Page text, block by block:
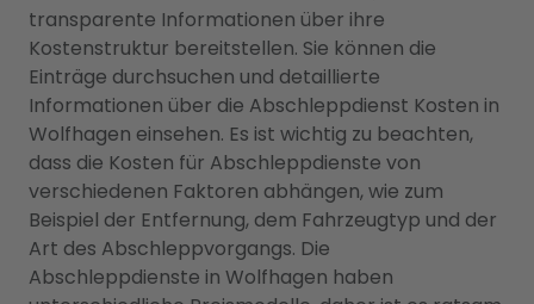
transparente Informationen über ihre
Kostenstruktur bereitstellen. Sie können die
Einträge durchsuchen und detaillierte
Informationen über die Abschleppdienst Kosten in
Wolfhagen einsehen. Es ist wichtig zu beachten,
dass die Kosten für Abschleppdienste von
verschiedenen Faktoren abhängen, wie zum
Beispiel der Entfernung, dem Fahrzeugtyp und der
Art des Abschleppvorgangs. Die
Abschleppdienste in Wolfhagen haben